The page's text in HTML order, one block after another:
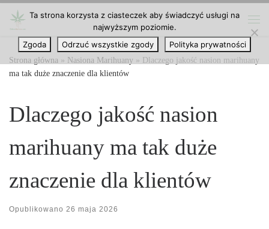
Przejdź do treści
Strona główna » Nasiona Marihuany » Dlaczego jakość nasion marihuany
ma tak duże znaczenie dla klientów
Dlaczego jakość nasion
marihuany ma tak duże
znaczenie dla klientów
Opublikowano 26 maja 2026
Ta strona korzysta z ciasteczek aby świadczyć usługi na
najwyższym poziomie.
Zgoda
Odrzuć wszystkie zgody Polityka prywatności